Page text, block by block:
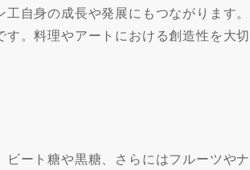
自身の成長や発展にもつながります。
。料理やアートにおける創造性を大切
ート糖や黒糖、さらにはフルーツやナ